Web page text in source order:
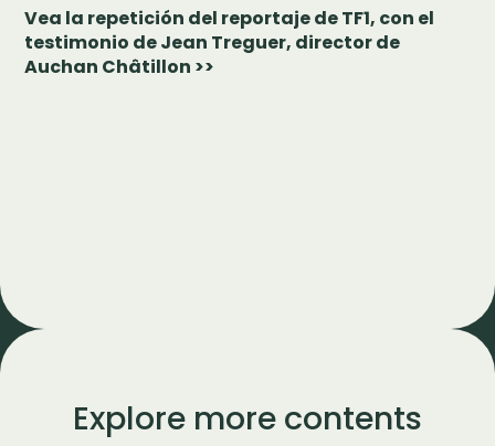
Vea la repetición del reportaje de TF1, con el
testimonio de Jean Treguer, director de
Auchan Châtillon >>
Explore more contents